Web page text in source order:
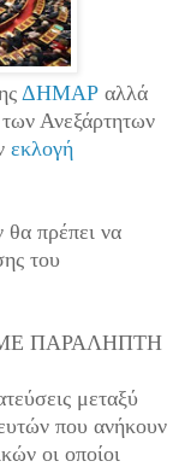
ΔΗΜΑΡ αλλά
Ανεξάρτητων
εκλογή
θα πρέπει να
του
ΠΑΡΑΛΗΠΤΗ
μεταξύ
που ανήκουν
οι οποίοι